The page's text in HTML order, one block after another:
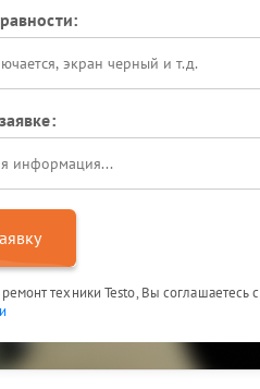
техники Testo, Вы соглашаетесь с